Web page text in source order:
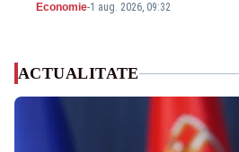
Economie-1 aug. 2026, 09:32
ACTUALITATE